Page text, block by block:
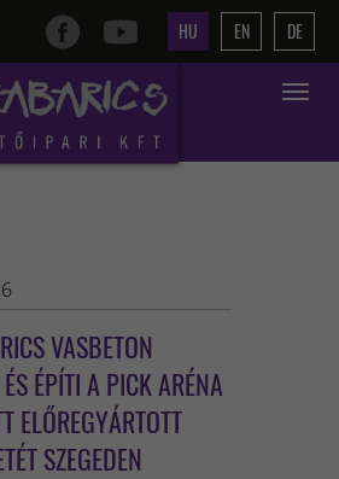
HU EN DE
Toggle
VASBETON
ÉPÍTI A PICK ARÉNA
ELŐREGYÁRTOTT
SZEGEDEN